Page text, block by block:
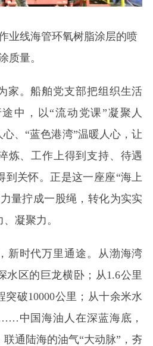
业线海管环氧树脂涂层的喷
质量。
家。船舶党支部把组织生活
中，以“流动党课”凝聚人
、“蓝色港湾”温暖人心，让
炼、工作上得到支持、待遇
到关怀。正是这一座座“海上
量拧成一股绳，转化为实实
凝聚力。
新时代万里通途。从渤海湾
水区的巨龙横卧；从1.6公里
突破10000公里；从十余米水
中国海油人在深蓝海底，
通陆海的油气“大动脉”，夯